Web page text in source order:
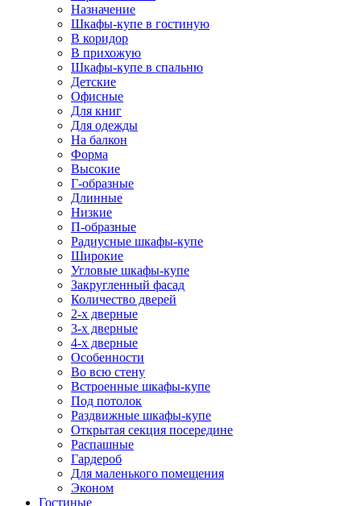
Назначение
Шкафы-купе в гостиную
В коридор
В прихожую
Шкафы-купе в спальню
Детские
Офисные
Для книг
Для одежды
На балкон
Форма
Высокие
Г-образные
Длинные
Низкие
П-образные
Радиусные шкафы-купе
Широкие
Угловые шкафы-купе
Закругленный фасад
Количество дверей
2-х дверные
3-х дверные
4-х дверные
Особенности
Во всю стену
Встроенные шкафы-купе
Под потолок
Раздвижные шкафы-купе
Открытая секция посередине
Распашные
Гардероб
Для маленького помещения
Эконом
Гостиные